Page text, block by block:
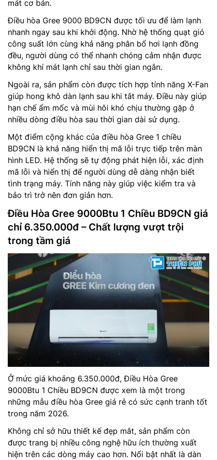
mát cơ bản.
Điều hòa Gree 9000 BD9CN được tối ưu để làm lạnh
nhanh ngay sau khi khởi động. Nhờ hệ thống quạt gió
công suất lớn cùng khả năng phân bổ hơi lạnh đồng
đều, người dùng có thể nhanh chóng cảm nhận được
không khí mát lạnh chỉ sau thời gian ngắn.
Ngoài ra, sản phẩm còn được tích hợp tính năng X-Fan
giúp hong khô dàn lạnh sau khi tắt máy. Điều này giúp
hạn chế ẩm mốc và mùi hôi khó chịu thường gặp ở
nhiều dòng điều hòa sau thời gian dài sử dụng.
Một điểm cộng khác của điều hòa Gree 1 chiều
BD9CN là khả năng hiển thị mã lỗi trực tiếp trên màn
hình LED. Hệ thống sẽ tự động phát hiện lỗi, xác định
mã lỗi và hiển thị để người dùng dễ dàng nhận biết
tình trạng máy. Tính năng này giúp việc kiểm tra và
bảo trì trở nên đơn giản hơn.
Điều Hòa Gree 9000Btu 1 Chiều BD9CN giá
chỉ 6.350.000đ – Chất lượng vượt trội
trong tầm giá
Ở mức giá khoảng 6.350.000đ, Điều Hòa Gree
9000Btu 1 Chiều BD9CN được xem là một trong
những mẫu điều hòa Gree giá rẻ có sức cạnh tranh tốt
trong năm 2026.
Không chỉ sở hữu thiết kế đẹp mắt, sản phẩm còn
được trang bị nhiều công nghệ hữu ích thường xuất
hiện trên các dòng máy cao hơn. Nổi bật nhất là dàn